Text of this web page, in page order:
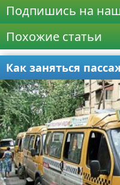
Подпишись на
Похожие статьи
Как заняться